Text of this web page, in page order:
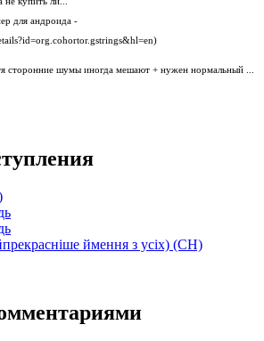
для андроида -
сторонние шумы иногда мешают + нужен нормальный ...
ймення з усіх) (СН)